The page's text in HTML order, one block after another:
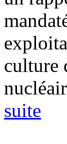
culture
suite